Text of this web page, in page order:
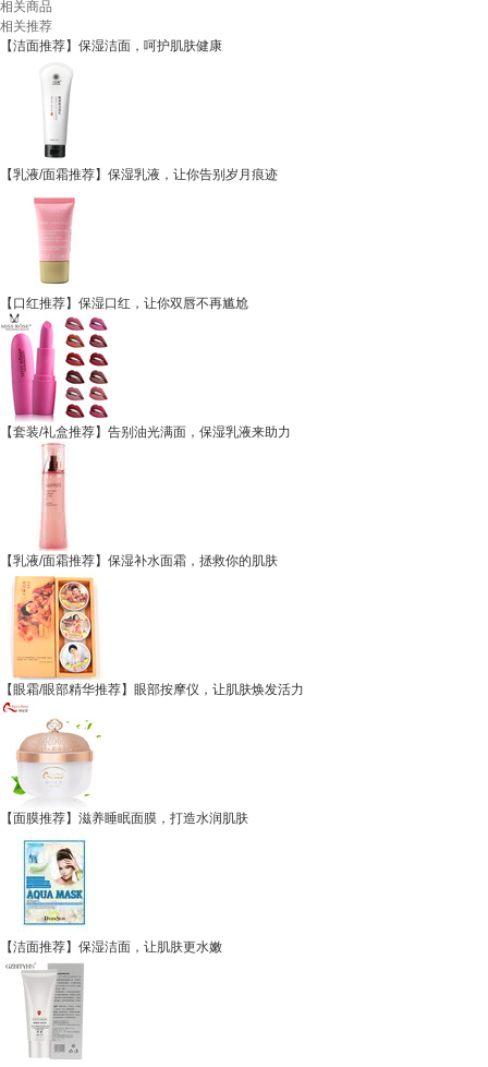
相关商品
相关推荐
【洁面推荐】保湿洁面，呵护肌肤健康
【乳液/面霜推荐】保湿乳液，让你告别岁月痕迹
【口红推荐】保湿口红，让你双唇不再尴尬
【套装/礼盒推荐】告别油光满面，保湿乳液来助力
【乳液/面霜推荐】保湿补水面霜，拯救你的肌肤
【眼霜/眼部精华推荐】眼部按摩仪，让肌肤焕发活力
【面膜推荐】滋养睡眠面膜，打造水润肌肤
【洁面推荐】保湿洁面，让肌肤更水嫩